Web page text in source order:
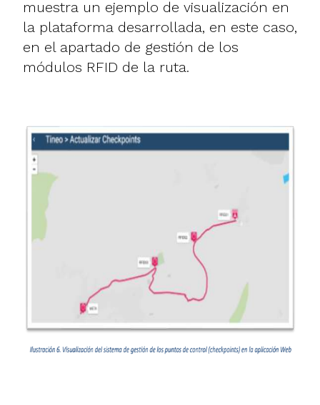
muestra un ejemplo de visualización en
la plataforma desarrollada, en este caso,
en el apartado de gestión de los
módulos RFID de la ruta.